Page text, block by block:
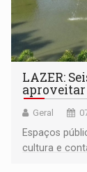
LAZER:
aproveitar
Geral
Espaços
cultura e